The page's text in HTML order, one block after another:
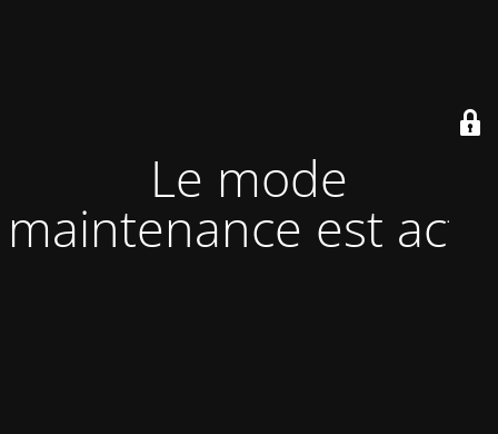
Le mode
maintenance est actif